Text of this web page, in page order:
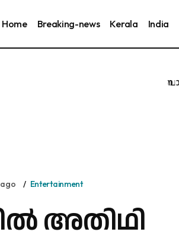
Home Breaking-news Kerala India
കരൂർ
Entertainment
അതിഥി